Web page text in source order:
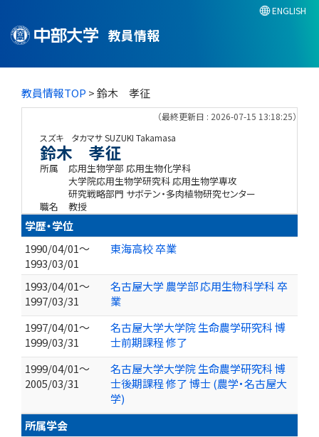
教員情報
ENGLISH
教員情報TOP > 鈴木 孝征
（最終更新日 : 2026-07-15 13:18:25）
スズキ タカマサSUZUKI Takamasa
鈴木 孝征
所属
応用生物学部 応用生物化学科
大学院応用生物学研究科 応用生物学専攻
研究戦略部門 サボテン・多肉植物研究センター
職名
教授
学歴・学位
1990/04/01～
1993/03/01
東海高校 卒業
1993/04/01～
1997/03/31
名古屋大学 農学部 応用生物科学科 卒
業
1997/04/01～
1999/03/31
名古屋大学大学院 生命農学研究科 博
士前期課程 修了
1999/04/01～
2005/03/31
名古屋大学大学院 生命農学研究科 博
士後期課程 修了 博士 (農学・名古屋大
学)
所属学会